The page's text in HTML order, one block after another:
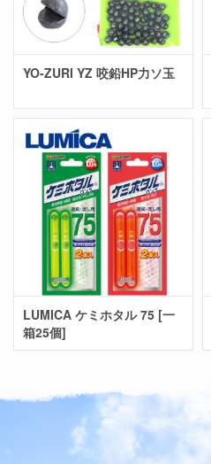
YO-ZURI YZ 咬鉛HP力ソ玉
LUMICA ケミホタル 75 [一
箱25個]